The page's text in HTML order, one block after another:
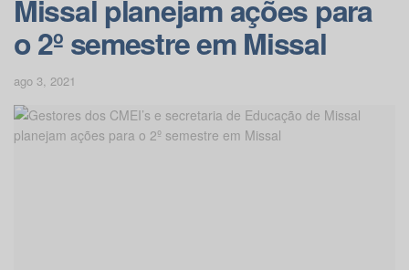
Missal planejam ações para
o 2º semestre em Missal
ago 3, 2021